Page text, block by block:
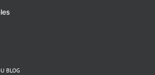
BLOG